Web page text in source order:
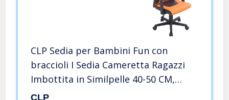
CLP Sedia per Bambini Fun con
braccioli I Sedia Cameretta Ragazzi
Imbottita in Similpelle 40-50 CM,
Colore:Nero/Arancione
CLP